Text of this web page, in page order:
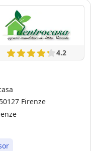
4.2
Firenze